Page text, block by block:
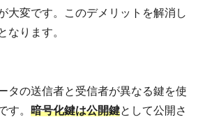
大変です。このデメリットを解消し
なります。
タの送信者と受信者が異なる鍵を使
す。 暗号化鍵は公開鍵として公開さ